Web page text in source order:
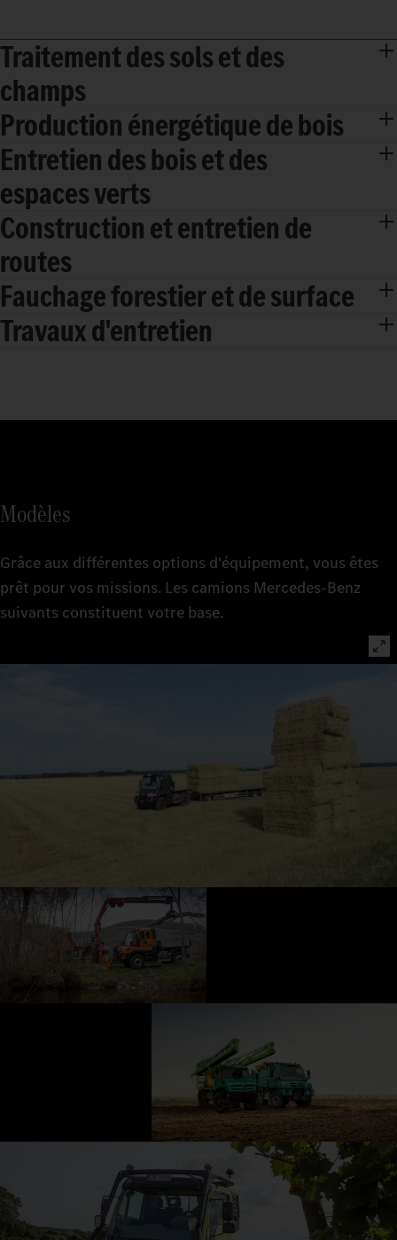
Traitement des sols et des
champs
Production énergétique de bois
Entretien des bois et des
espaces verts
Construction et entretien de
routes
Fauchage forestier et de surface
Travaux d'entretien
Modèles
Grâce aux différentes options d'équipement, vous êtes
prêt pour vos missions. Les camions Mercedes-Benz
suivants constituent votre base.